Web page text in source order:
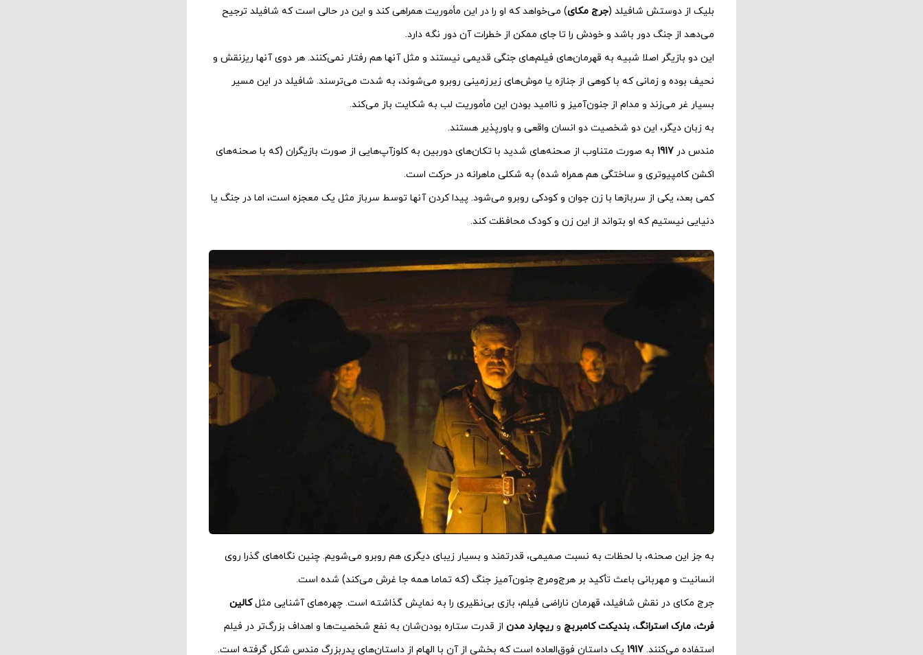
بلیک از دوستش شافیلد (جرج مکای) می‌خواهد که او را در این مأموریت همراهی کند و این در حالی است که شافیلد ترجیح
می‌دهد از جنگ دور باشد و خودش را تا جای ممکن از خطرات آن دور نگه دارد.
این دو بازیگر اصلا شبیه به قهرمان‌های فیلم‌های جنگی قدیمی نیستند و مثل آنها هم رفتار نمی‌کنند. هر دوی آنها ریزنقش و
نحیف بوده و زمانی که با کوهی از جنازه یا موش‌های زیرزمینی روبرو می‌شوند، به شدت می‌ترسند. شافیلد در این مسیر
بسیار غر می‌زند و مدام از جنون‌آمیز و ناامید بودن این مأموریت لب به شکایت باز می‌کند.
به زبان دیگر، این دو شخصیت دو انسان واقعی و باورپذیر هستند.
مندس در 1917 به صورت متناوب از صحنه‌های شدید با تکان‌های دوربین به کلوزآپ‌هایی از صورت بازیگران (که با صحنه‌های
اکشن کامپیوتری و ساختگی هم همراه شده) به شکلی ماهرانه در حرکت است.
کمی بعد، یکی از سربازها با زن جوان و کودکی روبرو می‌شود. پیدا کردن آنها توسط سرباز مثل یک معجزه است، اما در جنگ یا
دنیایی نیستیم که او بتواند از این زن و کودک محافظت کند.
به جز این صحنه، با لحظات به نسبت صمیمی،‌ قدرتمند و بسیار زیبای دیگری هم روبرو می‌شویم. چنین نگاه‌های گذرا روی
انسانیت و مهربانی باعث تأکید بر هرج‌ومرج جنون‌آمیز جنگ (که تماما همه جا غرش می‌کند) شده است.
جرج مکای در نقش شافیلد، قهرمان ناراضی فیلم، بازی بی‌نظیری را به نمایش گذاشته است. چهره‌های آشنایی مثلکالین
فرث، مارک استرانگ، بندیکت کامبربچ و ریچارد مدن از قدرت ستاره بودن‌شان به نفع شخصیت‌ها و اهداف بزرگ‌تر در فیلم
استفاده می‌کنند. 1917 یک داستان فوق‌العاده است که بخشی از آن با الهام از داستان‌های پدربزرگ مندس شکل گرفته است.